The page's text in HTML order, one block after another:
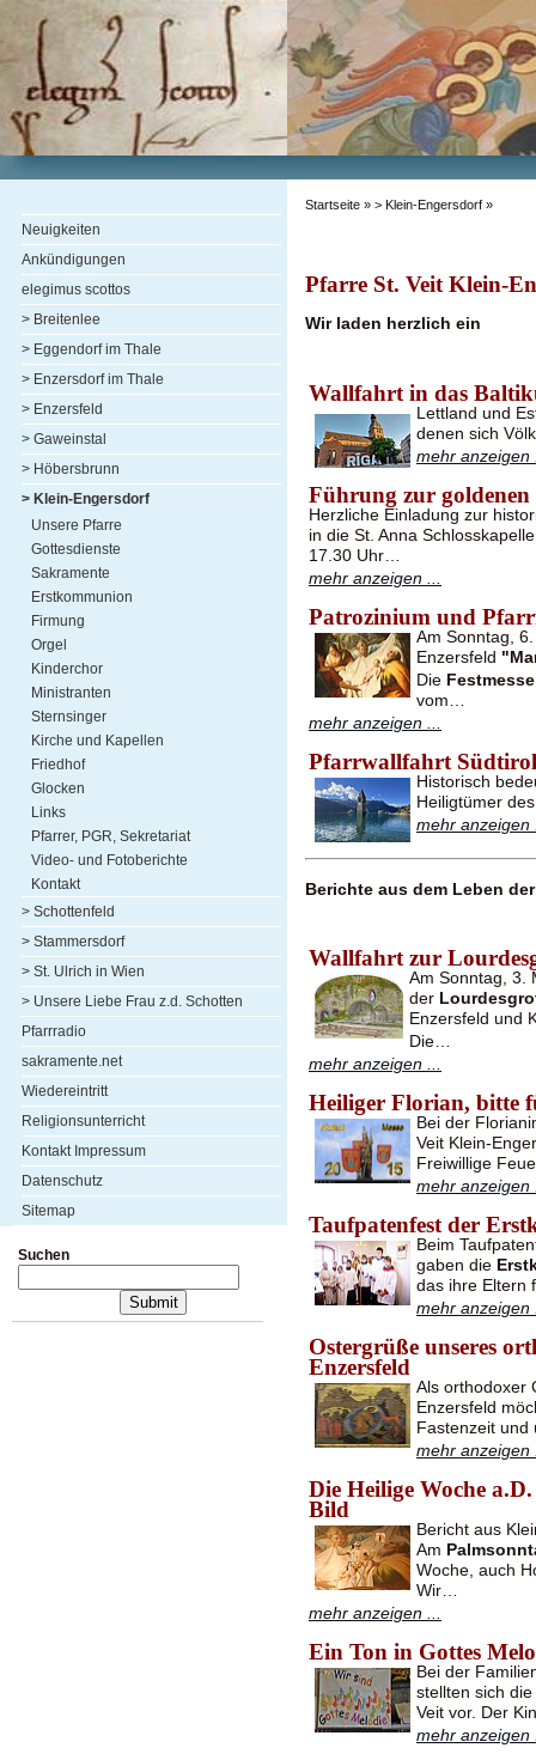
Neuigkeiten
Ankündigungen
elegimus scottos
> Breitenlee
> Eggendorf im Thale
> Enzersdorf im Thale
> Enzersfeld
> Gaweinstal
> Höbersbrunn
> Klein-Engersdorf
Unsere Pfarre
Gottesdienste
Sakramente
Erstkommunion
Firmung
Orgel
Kinderchor
Ministranten
Sternsinger
Kirche und Kapellen
Friedhof
Glocken
Links
Pfarrer, PGR, Sekretariat
Video- und Fotoberichte
Kontakt
> Schottenfeld
> Stammersdorf
> St. Ulrich in Wien
> Unsere Liebe Frau z.d. Schotten
Pfarrradio
sakramente.net
Wiedereintritt
Religionsunterricht
Kontakt Impressum
Datenschutz
Sitemap
Suchen
Startseite » > Klein-Engersdorf »
Pfarre St. Veit Klein-
Wir laden herzlich ein
Wallfahrt in das
Lettland und
denen sich
mehr anzeigen
Führung zur goldenen
Herzliche Einladung zur
in die St. Anna
17.30 Uhr…
mehr anzeigen ...
Patrozinium und
Am Sonntag,
Enzersfeld
Die Festmesse
vom…
mehr anzeigen ...
Pfarrwallfahrt Südtirol
Historisch
Heiligtümer
mehr anzeigen
Berichte aus dem Leben
Wallfahrt zur
Am Sonntag, 3.
der
Enzersfeld und
Die…
mehr anzeigen ...
Heiliger Florian, bitte
Bei der
Veit Klein-
Freiwillige
mehr anzeigen
Taufpatenfest der
Beim
gaben die
das ihre Eltern
mehr anzeigen
Ostergrüße unseres
Enzersfeld
Als orthodoxer
Enzersfeld
Fastenzeit
mehr anzeigen
Die Heilige Woche
Bild
Bericht aus
Am
Woche, auch
Wir…
mehr anzeigen ...
Ein Ton in Gottes
Bei der
stellten sich
Veit vor. Der
mehr anzeigen